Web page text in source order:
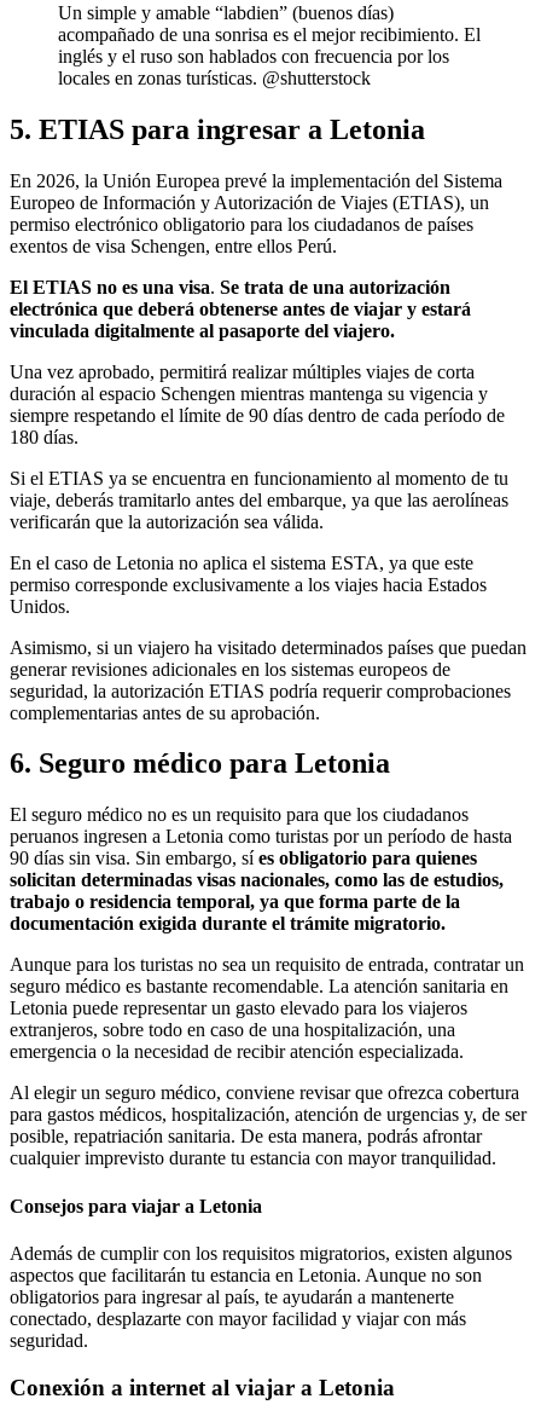
Un simple y amable “labdien” (buenos días)
acompañado de una sonrisa es el mejor recibimiento. El
inglés y el ruso son hablados con frecuencia por los
locales en zonas turísticas. @shutterstock
5. ETIAS para ingresar a Letonia
En 2026, la Unión Europea prevé la implementación del Sistema
Europeo de Información y Autorización de Viajes (ETIAS), un
permiso electrónico obligatorio para los ciudadanos de países
exentos de visa Schengen, entre ellos Perú.
El ETIAS no es una visa. Se trata de una autorización
electrónica que deberá obtenerse antes de viajar y estará
vinculada digitalmente al pasaporte del viajero.
Una vez aprobado, permitirá realizar múltiples viajes de corta
duración al espacio Schengen mientras mantenga su vigencia y
siempre respetando el límite de 90 días dentro de cada período de
180 días.
Si el ETIAS ya se encuentra en funcionamiento al momento de tu
viaje, deberás tramitarlo antes del embarque, ya que las aerolíneas
verificarán que la autorización sea válida.
En el caso de Letonia no aplica el sistema ESTA, ya que este
permiso corresponde exclusivamente a los viajes hacia Estados
Unidos.
Asimismo, si un viajero ha visitado determinados países que puedan
generar revisiones adicionales en los sistemas europeos de
seguridad, la autorización ETIAS podría requerir comprobaciones
complementarias antes de su aprobación.
6. Seguro médico para Letonia
El seguro médico no es un requisito para que los ciudadanos
peruanos ingresen a Letonia como turistas por un período de hasta
90 días sin visa. Sin embargo, síes obligatorio para quienes
solicitan determinadas visas nacionales, como las de estudios,
trabajo o residencia temporal, ya que forma parte de la
documentación exigida durante el trámite migratorio.
Aunque para los turistas no sea un requisito de entrada, contratar un
seguro médico es bastante recomendable. La atención sanitaria en
Letonia puede representar un gasto elevado para los viajeros
extranjeros, sobre todo en caso de una hospitalización, una
emergencia o la necesidad de recibir atención especializada.
Al elegir un seguro médico, conviene revisar que ofrezca cobertura
para gastos médicos, hospitalización, atención de urgencias y, de ser
posible, repatriación sanitaria. De esta manera, podrás afrontar
cualquier imprevisto durante tu estancia con mayor tranquilidad.
Consejos para viajar a Letonia
Además de cumplir con los requisitos migratorios, existen algunos
aspectos que facilitarán tu estancia en Letonia. Aunque no son
obligatorios para ingresar al país, te ayudarán a mantenerte
conectado, desplazarte con mayor facilidad y viajar con más
seguridad.
Conexión a internet al viajar a Letonia